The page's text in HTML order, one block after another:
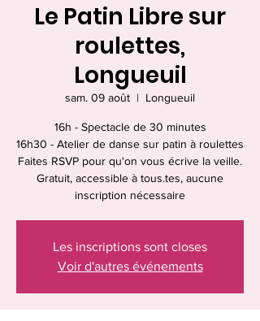
Le Patin Libre sur
roulettes,
Longueuil
sam. 09 août
  |
Longueuil
16h - Spectacle de 30 minutes
16h30 - Atelier de danse sur patin à roulettes
Faites RSVP pour qu'on vous écrive la veille.
Gratuit, accessible à tous.tes, aucune
inscription nécessaire
Les inscriptions sont closes
Voir d'autres événements